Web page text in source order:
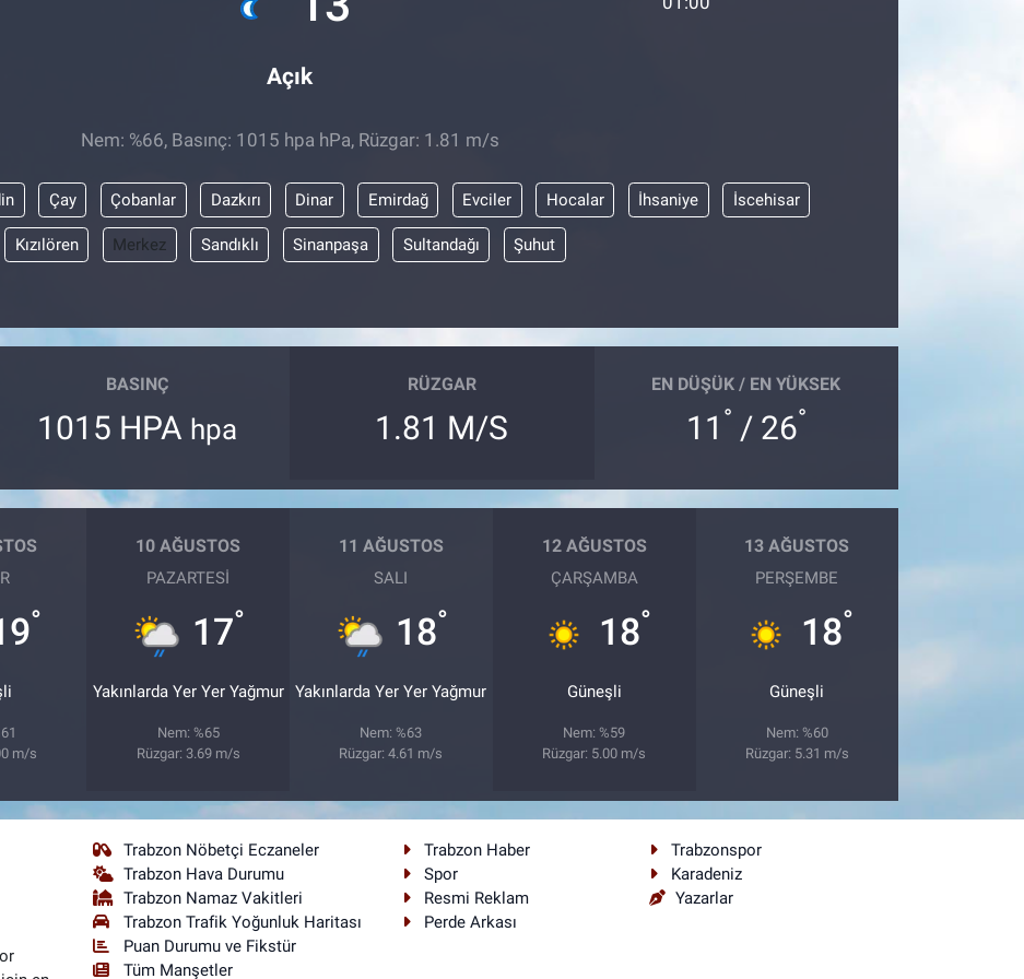
Açık
Nem: %66, Basınç: 1015 hpa hPa, Rüzgar: 1.81 m/s
Çay Çobanlar Dazkırı Dinar Emirdağ Evciler Hocalar İhsaniye İscehisar
Kızılören Merkez Sandıklı Sinanpaşa Sultandağı Şuhut
BASINÇ
1015 HPA hpa
RÜZGAR
1.81 M/S
EN DÜŞÜK / EN YÜKSEK
11 ° / 26°
°
m/s
10 AĞUSTOS
PAZARTESI
17°
Yakınlarda Yer Yer Yağmur
Nem: %65
Rüzgar: 3.69 m/s
11 AĞUSTOS
SALI
18°
Yakınlarda Yer Yer Yağmur
Nem: %63
Rüzgar: 4.61 m/s
12 AĞUSTOS
ÇARŞAMBA
18°
Güneşli
Nem: %59
Rüzgar: 5.00 m/s
13 AĞUSTOS
PERŞEMBE
18°
Güneşli
Nem: %60
Rüzgar: 5.31 m/s
Trabzon Nöbetçi Eczaneler
Trabzon Hava Durumu
Trabzon Namaz Vakitleri
Trabzon Trafik Yoğunluk Haritası
Puan Durumu ve Fikstür
Tüm Manşetler
Trabzon Haber
Trabzonspor
Spor
Karadeniz
Resmi Reklam
Yazarlar
Perde Arkası